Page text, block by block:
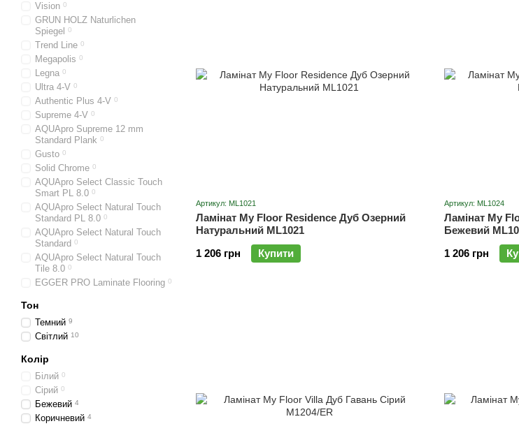
Артикул: ML1021
Ламінат My Floor Residence Дуб Озерний
Натуральний ML1021
1 206 грн
Купити
Артикул: ML1024
Ламінат My
Бежевий
1 206 грн
Vision 0
GRUN HOLZ Naturlichen
Spiegel
0
Trend Line 0
Megapolis 0
Legna 0
Ultra 4-V 0
Authentic Plus 4-V 0
Supreme 4-V 0
AQUApro Supreme 12 mm
Standard Plank 0
Gusto 0
Solid Chrome 0
AQUApro Select Classic Touch
Smart PL 8.0 0
AQUApro Select Natural Touch
Standard PL 8.0 0
AQUApro Select Natural Touch
Standard 0
AQUApro Select Natural Touch
Tile 8.0 0
EGGER PRO Laminate Flooring 0
Тон
Темний 9
Cвітлий 10
Колір
Білий 0
Сірий 0
Бежевий 4
Коричневий 4